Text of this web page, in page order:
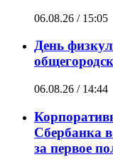
06.08.26 / 15:05
День
06.08.26 / 14:44
Сбербанка
за первое